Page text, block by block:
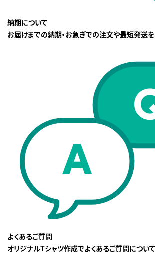
納期について
お届けまでの納期・お急ぎでの注文や最短発送
よくあるご質問
オリジナルTシャツ作成でよくあるご質問につい